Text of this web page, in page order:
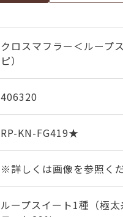
クロスマフラー＜ループ
ピ）
406320
RP-KN-FG419★
※詳しくは画像を参照くだ
ループスイート1種（極